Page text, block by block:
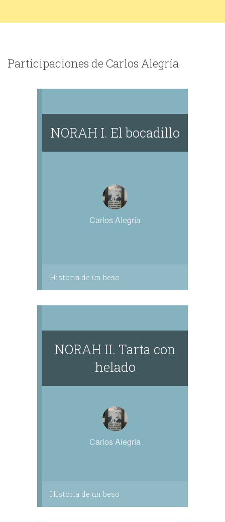
Participaciones de Carlos Alegría
NORAH I. El bocadillo
Carlos Alegría
Historia de un beso
NORAH II. Tarta con
helado
Carlos Alegría
Historia de un beso